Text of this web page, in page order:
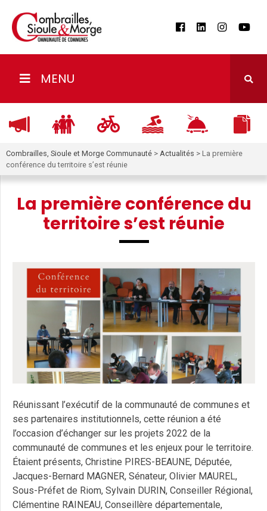
MENU
Combrailles, Sioule et Morge Communauté > Actualités > La première
conférence du territoire s’est réunie
La première conférence du
territoire s’est réunie
Réunissant l’exécutif de la communauté de communes et
ses partenaires institutionnels, cette réunion a été
l’occasion d’échanger sur les projets 2022 de la
communauté de communes et les enjeux pour le territoire.
Étaient présents, Christine PIRES-BEAUNE, Députée,
Jacques-Bernard MAGNER, Sénateur, Olivier MAUREL,
Sous-Préfet de Riom, Sylvain DURIN, Conseiller Régional,
Clémentine RAINEAU, Conseillère départementale,